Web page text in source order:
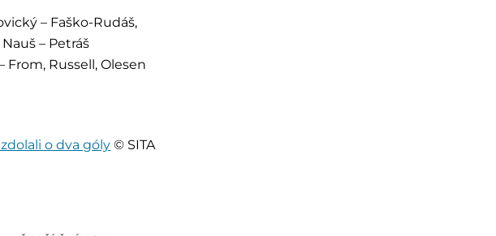
– Faško-Rudáš,
– Petráš
From, Russell, Olesen
o dva góly © SITA